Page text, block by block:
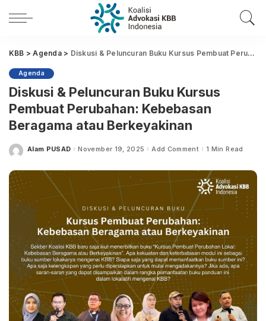
KBB >Agenda> Diskusi & Peluncuran Buku Kursus Pembuat Perubahan: Kebebasan Beragama atau Berkeyakinan
Agenda
Diskusi & Peluncuran Buku Kursus
Pembuat Perubahan: Kebebasan
Beragama atau Berkeyakinan
Posted
Alam PUSAD November 19, 2025 Add Comment 1 Min Read